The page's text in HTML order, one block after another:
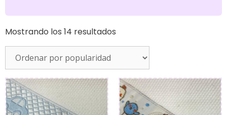
Mostrando los 14 resultados